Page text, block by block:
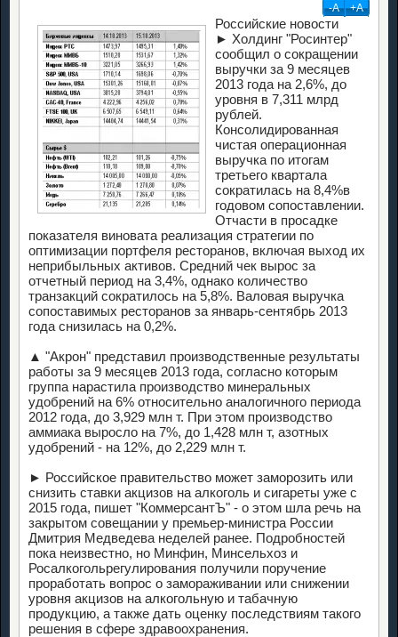
-А +А
Российские новости
► Холдинг "Росинтер"
сообщил о сокращении
выручки за 9 месяцев
2013 года на 2,6%, до
уровня в 7,311 млрд
рублей.
Консолидированная
чистая операционная
выручка по итогам
третьего квартала
сократилась на 8,4%в
годовом сопоставлении.
Отчасти в просадке
показателя виновата реализация стратегии по
оптимизации портфеля ресторанов, включая выход их
неприбыльных активов. Средний чек вырос за
отчетный период на 3,4%, однако количество
транзакций сократилось на 5,8%. Валовая выручка
сопоставимых ресторанов за январь-сентябрь 2013
года снизилась на 0,2%.
▲ "Акрон" представил производственные результаты
работы за 9 месяцев 2013 года, согласно которым
группа нарастила производство минеральных
удобрений на 6% относительно аналогичного периода
2012 года, до 3,929 млн т. При этом производство
аммиака выросло на 7%, до 1,428 млн т, азотных
удобрений - на 12%, до 2,229 млн т.
► Российское правительство может заморозить или
снизить ставки акцизов на алкоголь и сигареты уже с
2015 года, пишет "КоммерсантЪ" - о этом шла речь на
закрытом совещании у премьер-министра России
Дмитрия Медведева неделей ранее. Подробностей
пока неизвестно, но Минфин, Минсельхоз и
Росалкогольрегулирования получили поручение
проработать вопрос о замораживании или снижении
уровня акцизов на алкогольную и табачную
продукцию, а также дать оценку последствиям такого
решения в сфере здравоохранения.